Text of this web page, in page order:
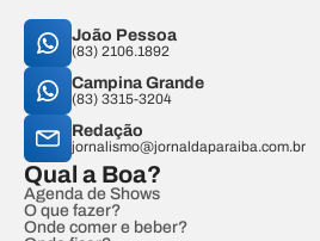
João Pessoa
(83) 2106.1892
Campina Grande
(83) 3315-3204
Redação
jornalismo@jornaldaparaiba.com.br
Qual a Boa?
Agenda de Shows
O que fazer?
Onde comer e beber?